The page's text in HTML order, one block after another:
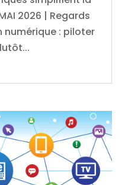
2026 | Regards
numérique : piloter